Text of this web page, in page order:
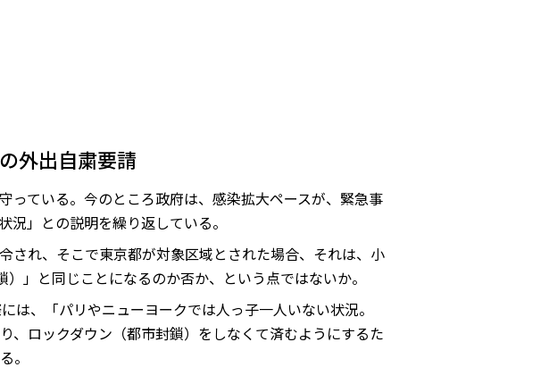
外出自粛要請
っている。今のところ政府は、感染拡大ペースが、緊急事
」との説明を繰り返している。
され、そこで東京都が対象区域とされた場合、それは、小
」と同じことになるのか否か、という点ではないか。
、「パリやニューヨークでは人っ子一人いない状況。
、ロックダウン（都市封鎖）をしなくて済むようにするた
。